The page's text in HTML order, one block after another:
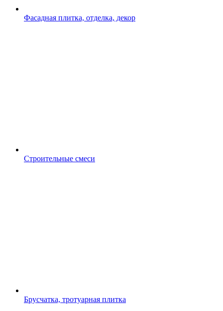
Фасадная плитка, отделка, декор
Строительные смеси
Брусчатка, тротуарная плитка